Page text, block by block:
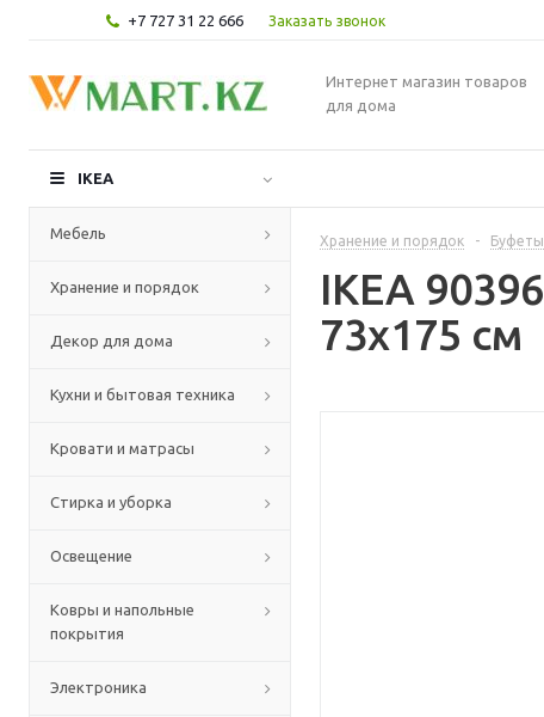
+7 727 31 22 666 Заказать звонок
Интернет магазин товаров
для дома
IKEA
Мебель
Хранение и порядок
Декор для дома
Кухни и бытовая техника
Кровати и матрасы
Стирка и уборка
Освещение
Ковры и напольные
покрытия
Электроника
Хранение и порядок -
IKEA
73x175 см